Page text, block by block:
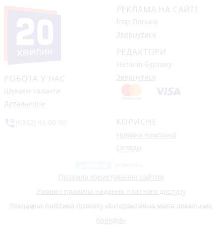
РОБОТА У НАС
Шукаєм таланти
Детальніше
РЕКЛАМА НА САЙТІ
Ігор Леськів
Звернутися
РЕДАКТОРИ
Наталія Бурлаку
Звернутися
КОРИСНЕ
Новини компаній
Огляди
Правила користування сайтом
Умови і правила надання платного доступу
Рекламна політика проєкту «Інтерактивна мапа локальних
брендів»